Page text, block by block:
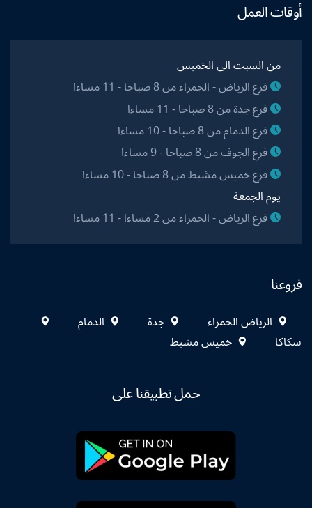
أوقات العمل
من السبت الى الخميس
فرع الرياض - الحمراء من 8 صباحا - 11 مساءا
فرع جدة من 8 صباحا - 11 مساءا
فرع الدمام من 8 صباحا - 10 مساءا
فرع الجوف من 8 صباحا - 9 مساءا
فرع خميس مشيط من 8 صباحا - 10 مساءا
يوم الجمعة
فرع الرياض - الحمراء من 2 مساءا - 11 مساءا
فروعنا
الرياض الحمراء جدة
الدمام
سكاكا
خميس مشيط
حمل تطبيقنا على